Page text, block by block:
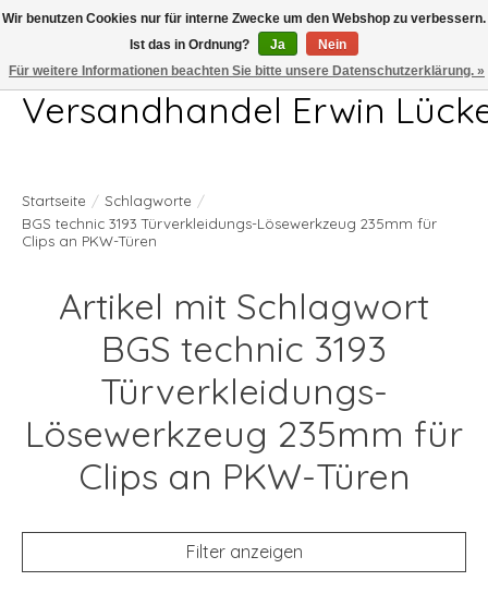
Telefon 04407 715872 MO-DO 7.00-17.00Uhr FR 7.00-13.00Uhr
Versandhandel Erwin
Startseite / Schlagworte /
BGS technic 3193 Türverkleidungs-Lösewerkzeug 235mm für
Clips an PKW-Türen
Artikel mit Schlagwort
BGS technic 3193
Türverkleidungs-
Lösewerkzeug 235mm für
Clips an PKW-Türen
Filter anzeigen
Wir benutzen Cookies nur für interne Zwecke um den Webshop zu verbessern.
Ist das in Ordnung?
Ja
Nein
Für weitere Informationen beachten Sie bitte unsere Datenschutzerklärung. »